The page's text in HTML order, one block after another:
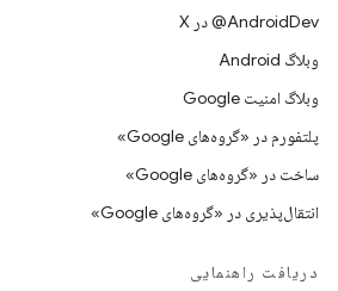
‫‎@AndroidDev در X
وبلاگ Android
وبلاگ امنیت Google
پلتفورم در «گروه‌های Google»
ساخت در «گروه‌های Google»
انتقال‌پذیری در «گروه‌های Google»
دریافت راهنمایی